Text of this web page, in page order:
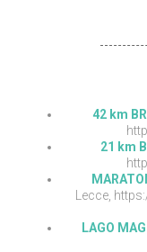
42 km
21 km
Lecce,
LAGO